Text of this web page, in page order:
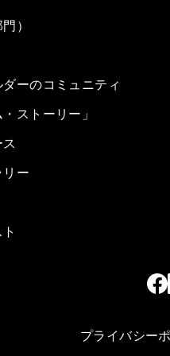
）
ーのコミュニティ
ストーリー」
リー
プライバシー